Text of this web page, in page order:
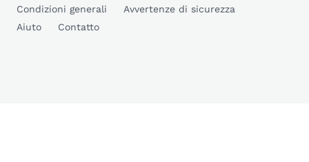
Condizioni generali
Avvertenze di sicurezza
Aiuto
Contatto